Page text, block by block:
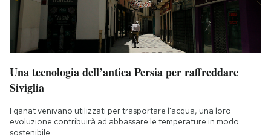
Una tecnologia dell’antica Persia per raffreddare
Siviglia
I qanat venivano utilizzati per trasportare l'acqua, una loro
evoluzione contribuirà ad abbassare le temperature in modo
sostenibile